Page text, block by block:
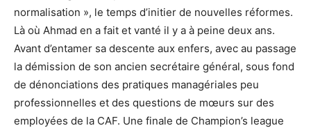
normalisation », le temps d’initier de nouvelles réformes.
Là où Ahmad en a fait et vanté il y a à peine deux ans.
Avant d’entamer sa descente aux enfers, avec au passage
la démission de son ancien secrétaire général, sous fond
de dénonciations des pratiques managériales peu
professionnelles et des questions de mœurs sur des
employées de la CAF. Une finale de Champion’s league